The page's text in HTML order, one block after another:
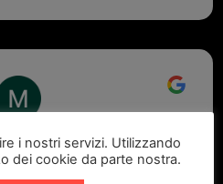
Dastoli
2 settimane fa
i nostri servizi. Utilizzando
dei cookie da parte nostra.